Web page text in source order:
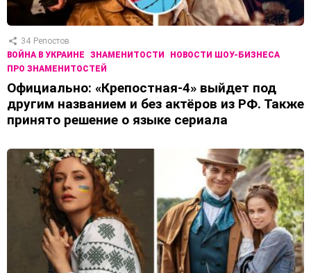
34 Репостов
ВОЙНА В УКРАИНЕ
ЗНАМЕНИТОСТИ
НОВОСТИ ШОУ-БИЗНЕСА
ПРО ЗНАМЕНИТОСТЕЙ
Официально: «Крепостная-4» выйдет под
другим названием и без актёров из РФ. Также
принято решение о языке сериала